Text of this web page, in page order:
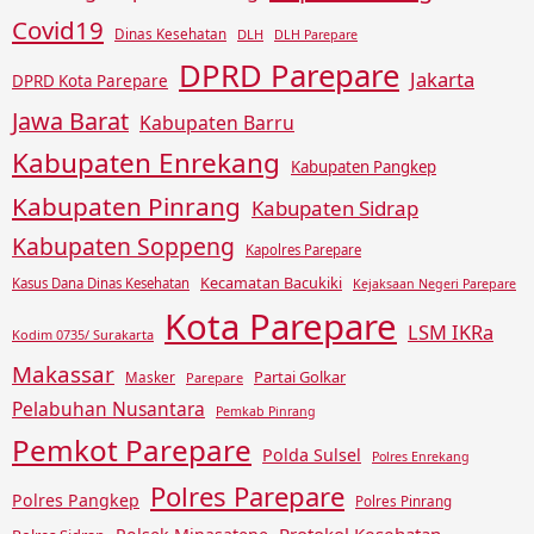
Covid19 Dinas Kesehatan DLH DLH Parepare
DPRD Kota Parepare DPRD Parepare Jakarta
Jawa Barat Kabupaten Barru
Kabupaten Enrekang Kabupaten Pangkep
Kabupaten Pinrang Kabupaten Sidrap
Kabupaten Soppeng
Kapolres Parepare
Kasus Dana Dinas Kesehatan
Kecamatan Bacukiki Kejaksaan Negeri Parepare
Kodim 0735/ Surakarta Kota Parepare LSM IKRa
Makassar Masker Parepare Partai Golkar
Pelabuhan Nusantara Pemkab Pinrang
Pemkot Parepare Polda Sulsel Polres Enrekang
Polres Pangkep Polres Parepare Polres Pinrang